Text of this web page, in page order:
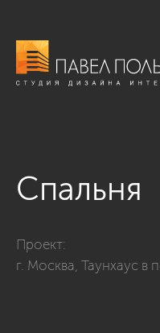
Спальня
Проект:
г. Москва, Таунхаус в